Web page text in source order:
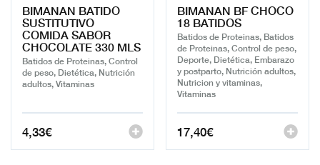
BIMANAN BATIDO
SUSTITUTIVO
COMIDA SABOR
CHOCOLATE 330 MLS
Batidos de Proteinas, Control
de peso, Dietética, Nutrición
adultos, Vitaminas
4,33€
BIMANAN BF CHOCO
18 BATIDOS
Batidos de Proteinas, Batidos
de Proteinas, Control de peso,
Deporte, Dietética, Embarazo
y postparto, Nutrición adultos,
Nutricion y vitaminas,
Vitaminas
17,40€